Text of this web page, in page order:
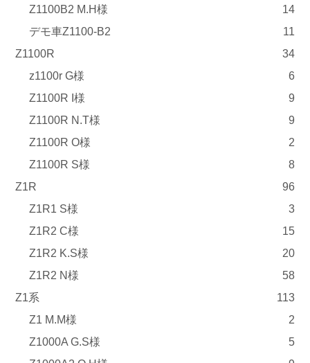
Z1100B2 M.H様
14
デモ車Z1100-B2
11
Z1100R
34
z1100r G様
6
Z1100R I様
9
Z1100R N.T様
9
Z1100R O様
2
Z1100R S様
8
Z1R
96
Z1R1 S様
3
Z1R2 C様
15
Z1R2 K.S様
20
Z1R2 N様
58
Z1系
113
Z1 M.M様
2
Z1000A G.S様
5